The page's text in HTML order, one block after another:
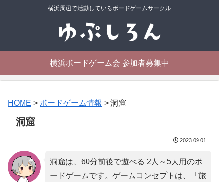
横浜周辺で活動しているボードゲームサークル
横浜ボードゲーム会 参加者募集中
HOME > ボードゲーム情報 > 洞窟
洞窟
2023.09.01
洞窟は、60分前後で遊べる 2人～5人用のボ
ードゲームです。ゲームコンセプトは、「 旅